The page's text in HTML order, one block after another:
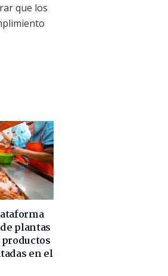
que los
plantas
en el